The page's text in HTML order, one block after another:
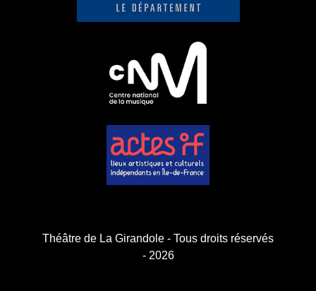
Théâtre de La Girandole - Tous droits réservés
- 2026